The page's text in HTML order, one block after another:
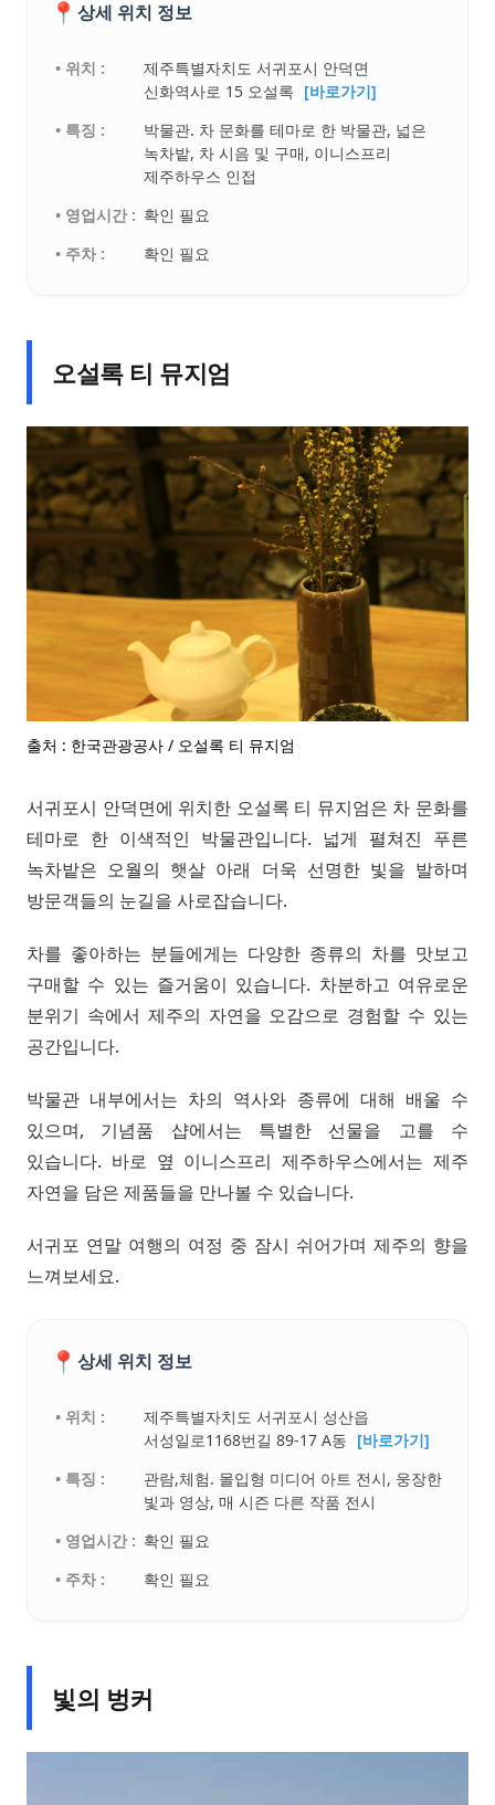
📍 상세 위치 정보
• 위치 :
제주특별자치도 서귀포시 안덕면
신화역사로 15 오설록 [바로가기]
• 특징 :
박물관. 차 문화를 테마로 한 박물관, 넓은
녹차밭, 차 시음 및 구매, 이니스프리
제주하우스 인접
• 영업시간 : 확인 필요
• 주차 :
확인 필요
오설록 티 뮤지엄
출처 : 한국관광공사 / 오설록 티 뮤지엄
서귀포시 안덕면에 위치한 오설록 티 뮤지엄은 차 문화를
테마로 한 이색적인 박물관입니다. 넓게 펼쳐진 푸른
녹차밭은 오월의 햇살 아래 더욱 선명한 빛을 발하며
방문객들의 눈길을 사로잡습니다.
차를 좋아하는 분들에게는 다양한 종류의 차를 맛보고
구매할 수 있는 즐거움이 있습니다. 차분하고 여유로운
분위기 속에서 제주의 자연을 오감으로 경험할 수 있는
공간입니다.
박물관 내부에서는 차의 역사와 종류에 대해 배울 수
있으며, 기념품 샵에서는 특별한 선물을 고를 수
있습니다. 바로 옆 이니스프리 제주하우스에서는 제주
자연을 담은 제품들을 만나볼 수 있습니다.
서귀포 연말 여행의 여정 중 잠시 쉬어가며 제주의 향을
느껴보세요.
📍 상세 위치 정보
• 위치 :
제주특별자치도 서귀포시 성산읍
서성일로1168번길 89-17 A동 [바로가기]
• 특징 :
관람,체험. 몰입형 미디어 아트 전시, 웅장한
빛과 영상, 매 시즌 다른 작품 전시
• 영업시간 : 확인 필요
• 주차 :
확인 필요
빛의 벙커